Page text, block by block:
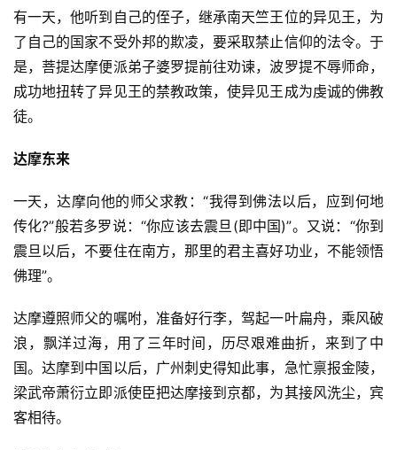
有一天，他听到自己的侄子，继承南天竺王位的异见王，为
了自己的国家不受外邦的欺凌，要采取禁止信仰的法令。于
是，菩提达摩便派弟子婆罗提前往劝谏，波罗提不辱师命，
成功地扭转了异见王的禁教政策，使异见王成为虔诚的佛教
徒。
达摩东来
一天，达摩向他的师父求教：“我得到佛法以后，应到何地
传化?”般若多罗说：“你应该去震旦(即中国)”。又说：“你到
震旦以后，不要住在南方，那里的君主喜好功业，不能领悟
佛理”。
达摩遵照师父的嘱咐，准备好行李，驾起一叶扁舟，乘风破
浪，飘洋过海，用了三年时间，历尽艰难曲折，来到了中
国。达摩到中国以后，广州刺史得知此事，急忙禀报金陵，
梁武帝萧衍立即派使臣把达摩接到京都，为其接风洗尘，宾
客相待。